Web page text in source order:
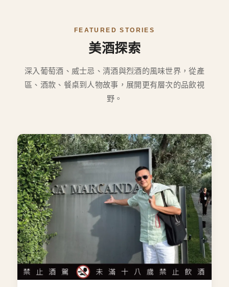
FEATURED STORIES
美酒探索
深入葡萄酒、威士忌、清酒與烈酒的風味世界，從產
區、酒款、餐桌到人物故事，展開更有層次的品飲視
野。